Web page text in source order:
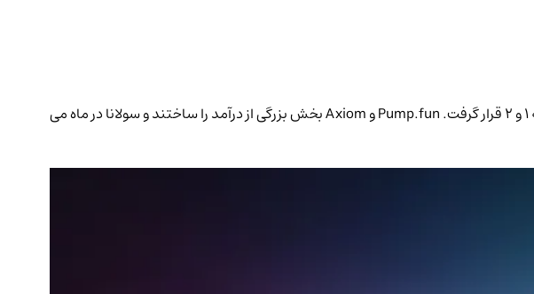
سولانا در سه‌ماهه دوم 2026 با ثبت 257 میلیون دلار درآمد از dAppها، برای نهمین فصل پیاپی در صدر شبکه‌های لایه 1 و 2 قرار گرفت. Pump.fun و Axiom بخش بزرگی از درآمد را ساختند و سولانا در ماه می